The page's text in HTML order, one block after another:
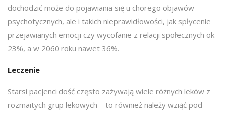
dochodzić może do pojawiania się u chorego objawów
psychotycznych, ale i takich nieprawidłowości, jak spłycenie
przejawianych emocji czy wycofanie z relacji społecznych ok
23%, a w 2060 roku nawet 36%.
Leczenie
Starsi pacjenci dość często zażywają wiele różnych leków z
rozmaitych grup lekowych – to również należy wziąć pod